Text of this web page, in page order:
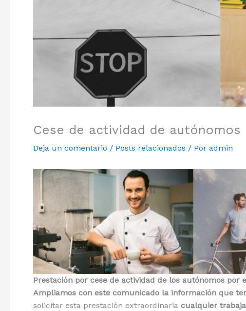
Cese de actividad de autónomos
Deja un comentario / Posts relacionados / Por admin
Prestación por cese de actividad de los autónomos por
Ampliamos con este comunicado la información que
solicitar esta prestación extraordinaria cualquier